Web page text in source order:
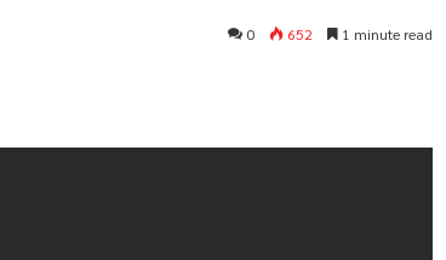
0 652 1 minute read